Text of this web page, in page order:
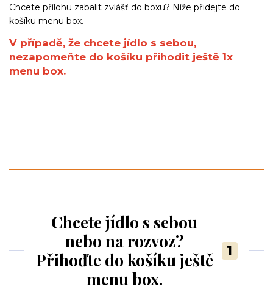
Chcete přílohu zabalit zvlášť do boxu? Níže přidejte do
košíku menu box.
V případě, že chcete jídlo s sebou,
nezapomeňte do košíku přihodit ještě 1x
menu box.
Chcete jídlo s sebou
nebo na rozvoz?
Přihoďte do košíku ještě
menu box.
1